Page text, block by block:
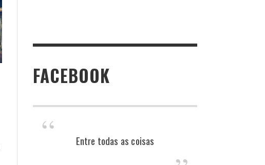
FACEBOOK
Entre todas as coisas